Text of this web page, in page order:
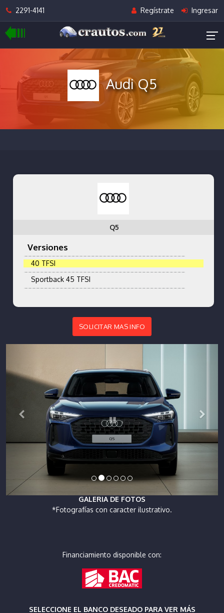
2291-4141 Regístrate Ingresar
Audi Q5
Q5
Versiones
40 TFSI
Sportback 45 TFSI
SOLICITAR MAS INFO
GALERIA DE FOTOS
*Fotografías con caracter ilustrativo.
Financiamiento disponible con:
SELECCIONE EL BANCO DESEADO PARA VER MÁS